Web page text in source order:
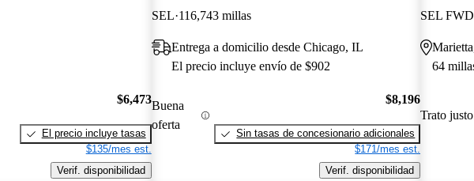
$6,473
El precio incluye tasas
$135/mes est.
Verif. disponibilidad
SEL 116,743 millas
Entrega a domicilio desde Chicago, IL
El precio incluye envío de $902
Buena
oferta
$8,196
Sin tasas de concesionario adicionales
$171/mes est.
Verif. disponibilidad
SEL FWD
64
Trato justo